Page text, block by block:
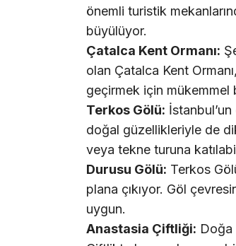
önemli turistik
büyülüyor.
Çatalca Kent Ormanı:
olan Çatalca Kent
geçirmek için mükemmel
Terkos Gölü:
doğal güzellikleriyle de
veya tekne turuna
Durusu Gölü: Terkos
plana çıkıyor. Göl
uygun.
Anastasia Çiftliği: Doğa